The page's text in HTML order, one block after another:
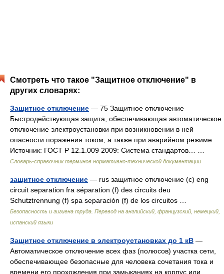
Смотреть что такое "Защитное отключение" в
других словарях:
Защитное отключение — 75 Защитное отключение
Быстродействующая защита, обеспечивающая автоматическое
отключение электроустановки при возникновении в ней
опасности поражения током, а также при аварийном режиме
Источник: ГОСТ Р 12.1.009 2009: Система стандартов… …
Словарь-справочник терминов нормативно-технической документации
защитное отключение — rus защитное отключение (с) eng
circuit separation fra séparation (f) des circuits deu
Schutztrennung (f) spa separación (f) de los circuitos …
Безопасность и гигиена труда. Перевод на английский, французский, немецкий,
испанский языки
Защитное отключение в электроустановках до 1 кВ —
Автоматическое отключение всех фаз (полюсов) участка сети,
обеспечивающее безопасные для человека сочетания тока и
времени его прохождения при замыканиях на корпус или